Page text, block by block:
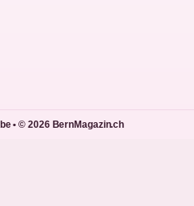
• © 2026 BernMagazin.ch